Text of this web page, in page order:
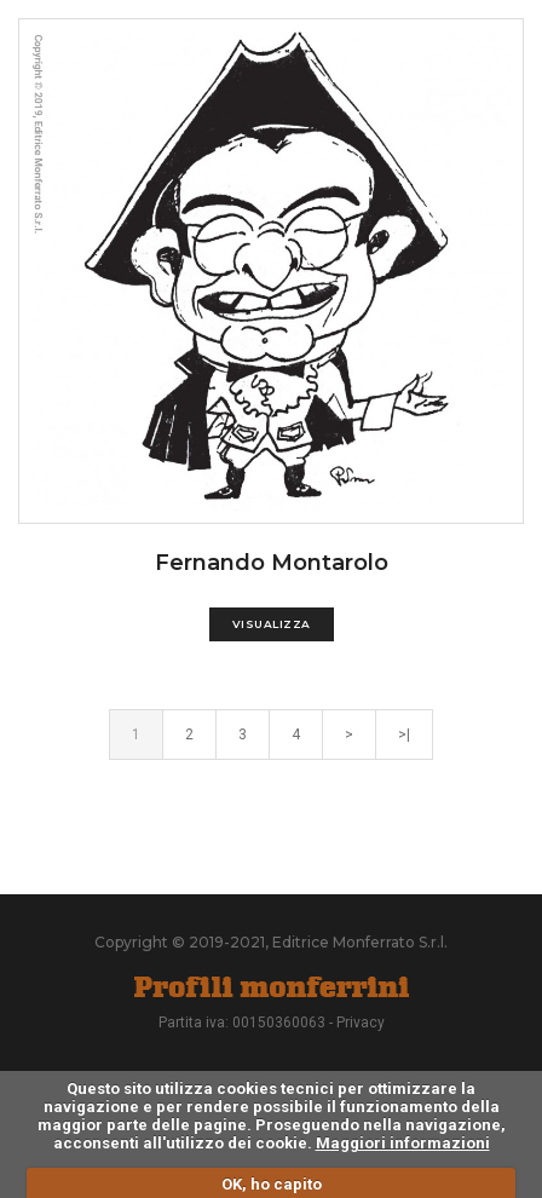
Fernando Montarolo
VISUALIZZA
1 2 3 4 > >|
Copyright © 2019-2021, Editrice Monferrato S.r.l.
Partita iva: 00150360063 - Privacy
Questo sito utilizza cookies tecnici per ottimizzare la
navigazione e per rendere possibile il funzionamento della
maggior parte delle pagine. Proseguendo nella navigazione,
acconsenti all'utilizzo dei cookie. Maggiori informazioni
OK, ho capito